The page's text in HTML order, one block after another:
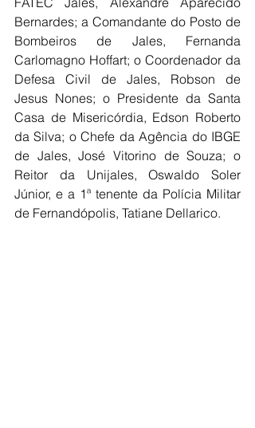
Bernardes; a Comandante do Posto de
Bombeiros de Jales, Fernanda
Carlomagno Hoffart; o Coordenador da
Defesa Civil de Jales, Robson de
Jesus Nones; o Presidente da Santa
Casa de Misericórdia, Edson Roberto
da Silva; o Chefe da Agência do IBGE
de Jales, José Vitorino de Souza; o
Reitor da Unijales, Oswaldo Soler
Júnior, e a 1ª tenente da Polícia Militar
de Fernandópolis, Tatiane Dellarico.